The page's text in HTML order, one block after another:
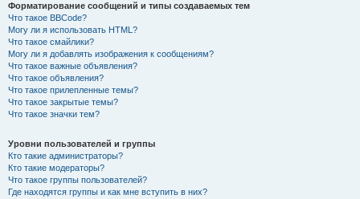
Форматирование сообщений и типы создаваемых тем
Что такое BBCode?
Могу ли я использовать HTML?
Что такое смайлики?
Могу ли я добавлять изображения к сообщениям?
Что такое важные объявления?
Что такое объявления?
Что такое прилепленные темы?
Что такое закрытые темы?
Что такое значки тем?
Уровни пользователей и группы
Кто такие администраторы?
Кто такие модераторы?
Что такое группы пользователей?
Где находятся группы и как мне вступить в них?